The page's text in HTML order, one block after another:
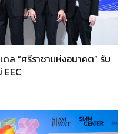
ล “ศรีราชาแห่งอนาคต” รับ